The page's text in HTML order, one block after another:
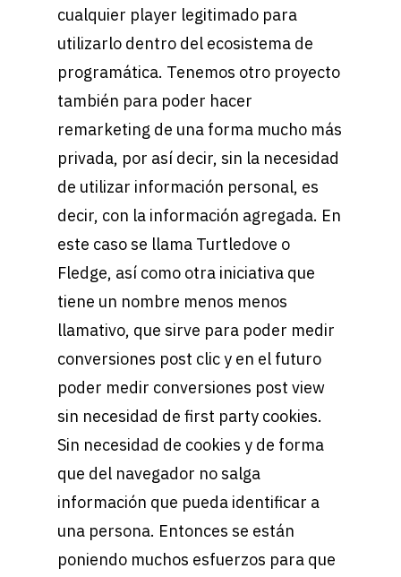
cualquier player legitimado para
utilizarlo dentro del ecosistema de
programática. Tenemos otro proyecto
también para poder hacer
remarketing de una forma mucho más
privada, por así decir, sin la necesidad
de utilizar información personal, es
decir, con la información agregada. En
este caso se llama Turtledove o
Fledge, así como otra iniciativa que
tiene un nombre menos menos
llamativo, que sirve para poder medir
conversiones post clic y en el futuro
poder medir conversiones post view
sin necesidad de first party cookies.
Sin necesidad de cookies y de forma
que del navegador no salga
información que pueda identificar a
una persona. Entonces se están
poniendo muchos esfuerzos para que